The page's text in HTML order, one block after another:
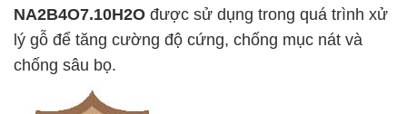
NA2B4O7.10H2O được sử dụng trong quá trình xử
lý gỗ để tăng cường độ cứng, chống mục nát và
chống sâu bọ.